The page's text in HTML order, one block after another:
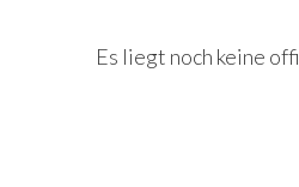
Es liegt noch keine